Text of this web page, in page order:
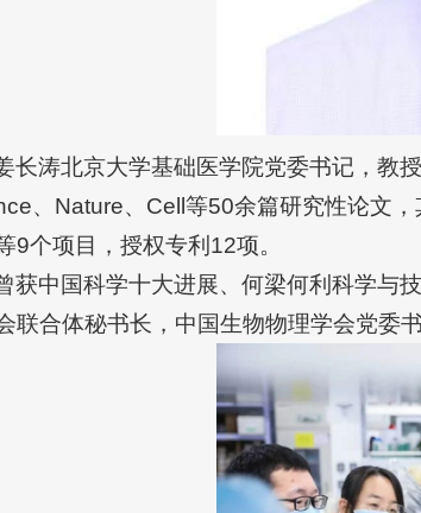
长涛北京大学基础医学院党委书记，教
、Nature、Cell等50余篇研究性论文
9个项目，授权专利12项。
获中国科学十大进展、何梁何利科学与
联合体秘书长，中国生物物理学会党委